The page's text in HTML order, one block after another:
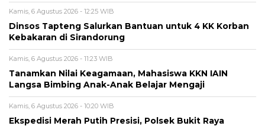
Kamis, 6 Agustus 2026 - 12:25 WIB
Dinsos Tapteng Salurkan Bantuan untuk 4 KK Korban
Kebakaran di Sirandorung
Kamis, 6 Agustus 2026 - 11:23 WIB
Tanamkan Nilai Keagamaan, Mahasiswa KKN IAIN
Langsa Bimbing Anak-Anak Belajar Mengaji
Kamis, 6 Agustus 2026 - 10:20 WIB
Ekspedisi Merah Putih Presisi, Polsek Bukit Raya